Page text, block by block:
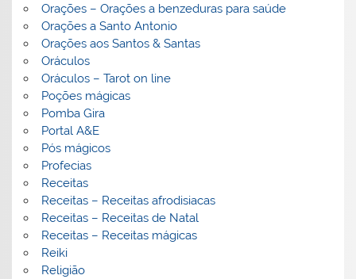
Orações – Orações a benzeduras para saúde
Orações a Santo Antonio
Orações aos Santos & Santas
Oráculos
Oráculos – Tarot on line
Poções mágicas
Pomba Gira
Portal A&E
Pós mágicos
Profecias
Receitas
Receitas – Receitas afrodisiacas
Receitas – Receitas de Natal
Receitas – Receitas mágicas
Reiki
Religião